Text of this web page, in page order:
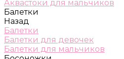
Аквастоки для мальчиков
Балетки
Назад
Балетки
Балетки для девочек
Балетки для мальчиков